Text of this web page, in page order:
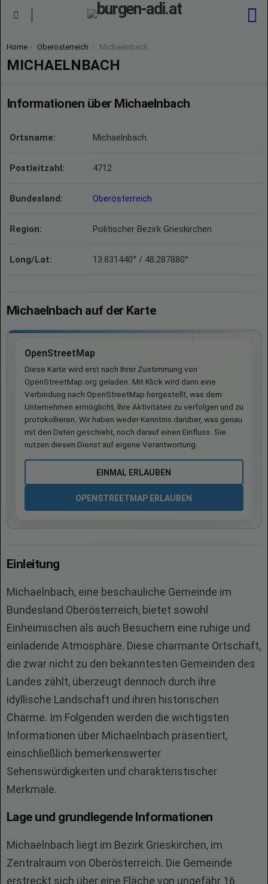
You are here:
Home Oberösterreich Michaelnbach
MICHAELNBACH
Informationen über Michaelnbach
Ortsname: Michaelnbach
Postleitzahl: 4712
Bundesland: Oberösterreich
Region: Politischer Bezirk Grieskirchen
Long/Lat: 13.831440° / 48.287880°
Michaelnbach auf der Karte
OpenStreetMap
Diese Karte wird erst nach Ihrer Zustimmung von
OpenStreetMap.org geladen. Mit Klick wird dann eine
Verbindung nach OpenStreetMap hergestellt, was dem
Unternehmen ermöglicht, Ihre Aktivitäten zu verfolgen und zu
protokollieren. Wir haben weder Kenntnis darüber, was genau
mit den Daten geschieht, noch darauf einen Einfluss. Sie
nutzen diesen Dienst auf eigene Verantwortung.
EINMAL ERLAUBEN
OPENSTREETMAP ERLAUBEN
Einleitung
Michaelnbach, eine beschauliche Gemeinde im
Bundesland Oberösterreich, bietet sowohl
Einheimischen als auch Besuchern eine ruhige und
einladende Atmosphäre. Diese charmante Ortschaft,
die zwar nicht zu den bekanntesten Gemeinden des
Landes zählt, überzeugt dennoch durch ihre
idyllische Landschaft und ihren historischen
Charme. Im Folgenden werden die wichtigsten
Informationen über Michaelnbach präsentiert,
einschließlich bemerkenswerter
Sehenswürdigkeiten und charakteristischer
Merkmale.
Lage und grundlegende Informationen
Michaelnbach liegt im Bezirk Grieskirchen, im
Zentralraum von Oberösterreich. Die Gemeinde
erstreckt sich über eine Fläche von ungefähr 16